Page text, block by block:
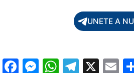
UNETE A
F M W T X E